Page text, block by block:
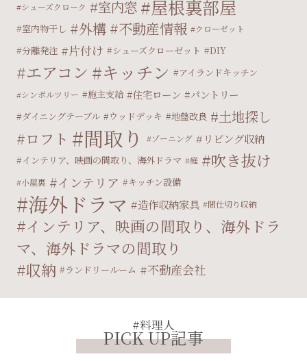
シューズクローク 室内窓 屋根裏部屋
室内物干し 外構 不動産情報 クローゼット
分離発注 片付け シューズクローゼット DIY
エアコン キッチン アイランドキッチン
シンボルツリー 施主支給 住宅ローン パントリー
ダイニングテーブル ウッドデッキ 地盤改良 土地探し
ロフト 間取り ゾーニング リビング収納
インテリア、映画の間取り、海外ドラマ 庭 吹き抜け
小屋裏 インテリア キッチン設備
海外ドラマ 造作収納家具 間仕切り収納
インテリア、映画の間取り、海外ドラ
マ、海外ドラマの間取り
収納
ランドリールーム 不動産会社
#料理人
PICK UP記事